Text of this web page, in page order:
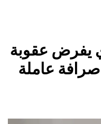
يفرض عقوبة
عاملة